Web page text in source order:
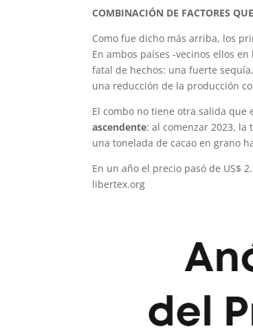
COMBINACIÓN DE FACTORES
Como fue dicho más arriba, los
En ambos países -vecinos ellos
fatal de hechos: una fuerte
una reducción de la producción
El combo no tiene otra salida
ascendente: al comenzar 2023, la
una tonelada de cacao en grano
En un año el precio pasó de US$
libertex.org